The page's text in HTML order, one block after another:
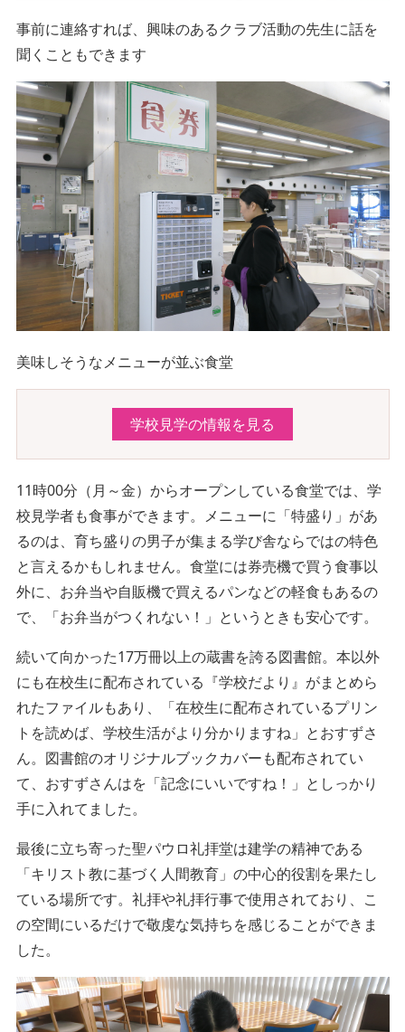
事前に連絡すれば、興味のあるクラブ活動の先生に話を
聞くこともできます
美味しそうなメニューが並ぶ食堂
学校見学の情報を見る
11時00分（月～金）からオープンしている食堂では、学
校見学者も食事ができます。メニューに「特盛り」があ
るのは、育ち盛りの男子が集まる学び舎ならではの特色
と言えるかもしれません。食堂には券売機で買う食事以
外に、お弁当や自販機で買えるパンなどの軽食もあるの
で、「お弁当がつくれない！」というときも安心です。
続いて向かった17万冊以上の蔵書を誇る図書館。本以外
にも在校生に配布されている『学校だより』がまとめら
れたファイルもあり、「在校生に配布されているプリン
トを読めば、学校生活がより分かりますね」とおすずさ
ん。図書館のオリジナルブックカバーも配布されてい
て、おすずさんはを「記念にいいですね！」としっかり
手に入れてました。
最後に立ち寄った聖パウロ礼拝堂は建学の精神である
「キリスト教に基づく人間教育」の中心的役割を果たし
ている場所です。礼拝や礼拝行事で使用されており、こ
の空間にいるだけで敬虔な気持ちを感じることができま
した。